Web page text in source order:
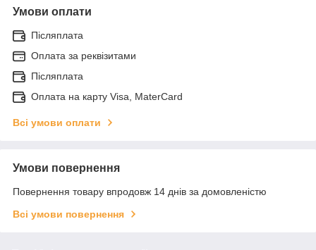
Умови оплати
Післяплата
Оплата за реквізитами
Післяплата
Оплата на карту Visa, MaterCard
Всі умови оплати
Умови повернення
Повернення товару впродовж 14 днів за домовленістю
Всі умови повернення